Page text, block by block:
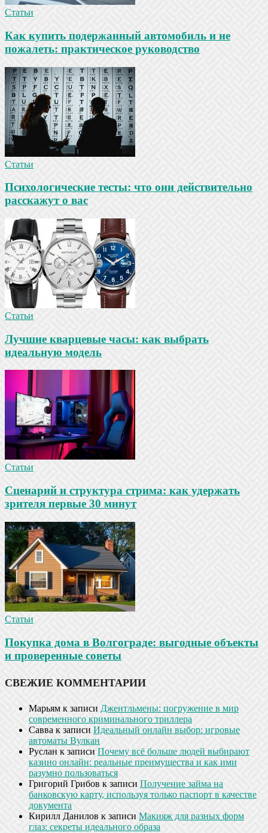
Статьи
Как купить подержанный автомобиль и не
пожалеть: практическое руководство
Статьи
Психологические тесты: что они действительно
расскажут о вас
Статьи
Лучшие кварцевые часы: как выбрать
идеальную модель
Статьи
Сценарий и структура стрима: как удержать
зрителя первые 30 минут
Статьи
Покупка дома в Волгограде: выгодные объекты
и проверенные советы
СВЕЖИЕ КОММЕНТАРИИ
Марьям к записи Джентльмены: погружение в мир
современного криминального триллера
Савва к записи Идеальный онлайн выбор: игровые
автоматы Вулкан
Руслан к записи Почему всё больше людей выбирают
казино онлайн: реальные преимущества и как ими
разумно пользоваться
Григорий Грибов к записи Получение займа на
банковскую карту, используя только паспорт в качестве
документа
Кирилл Данилов к записи Макияж для разных форм
глаз: секреты идеального образа